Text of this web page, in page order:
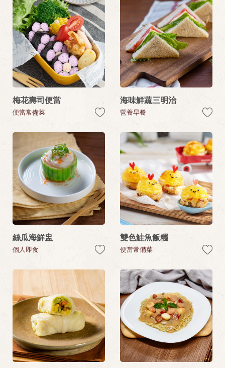
梅花壽司便當
便當常備菜
海味鮮蔬三明治
營養早餐
絲瓜海鮮盅
個人即食
雙色鮭魚飯糰
便當常備菜